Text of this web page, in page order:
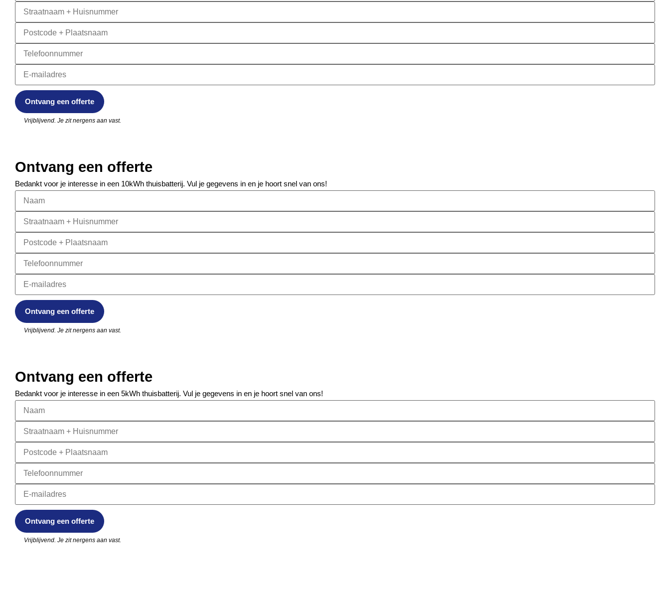
Vrijblijvend. Je zit nergens aan vast.
Ontvang een offerte
Bedankt voor je interesse in een 10kWh thuisbatterij. Vul je gegevens in en je hoort snel van ons!
Vrijblijvend. Je zit nergens aan vast.
Ontvang een offerte
Bedankt voor je interesse in een 5kWh thuisbatterij. Vul je gegevens in en je hoort snel van ons!
Vrijblijvend. Je zit nergens aan vast.